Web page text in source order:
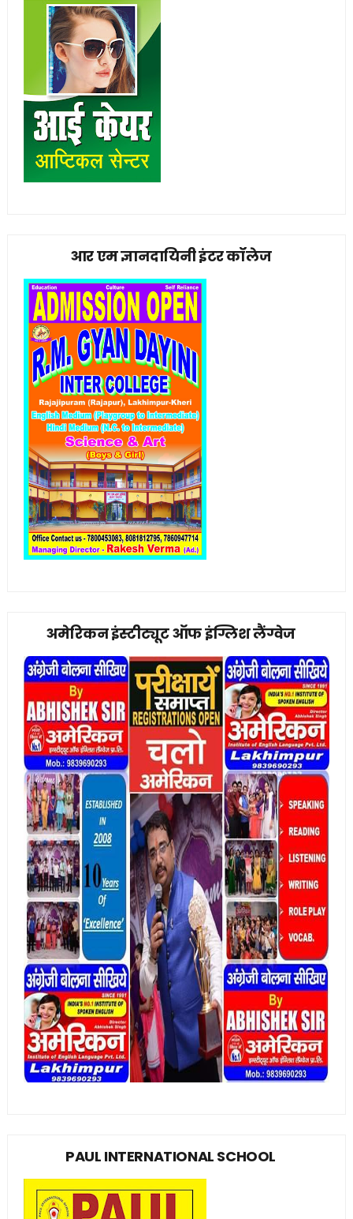
आर एम ज्ञानदायिनी इंटर कॉलेज
अमेरिकन इंस्टीट्यूट ऑफ इंग्लिश लैंग्वेज
PAUL INTERNATIONAL SCHOOL